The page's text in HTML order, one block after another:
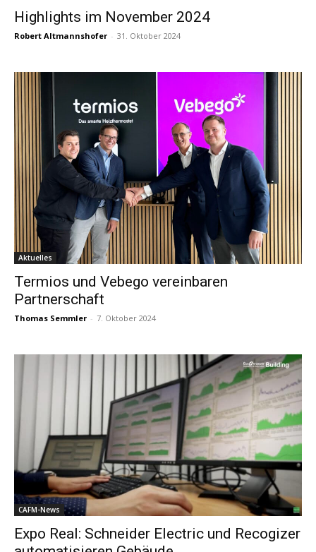
Highlights im November 2024
Robert Altmannshofer - 31. Oktober 2024
Aktuelles
Termios und Vebego vereinbaren
Partnerschaft
Thomas Semmler - 7. Oktober 2024
CAFM-News
Expo Real: Schneider Electric und Recogizer